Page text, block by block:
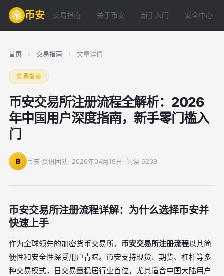
币安 交易指南 关于币安 新手入门 安全中心
首页 › 交易指南 › 文章详情
交易指南
币安交易所注册流程全解析：2026
年中国用户深度指南，新手零门槛入
门
B 币安 资讯团队· 2026年04月19日· 阅读 6239
币安交易所注册流程详解：为什么选择币安并
快速上手
作为全球领先的加密货币交易所， 币安交易所注册流程以其简
便性和安全性深受用户青睐。币安支持现货、期货、杠杆等多
种交易模式，日交易量稳居行业首位，尤其适合中国大陆用户